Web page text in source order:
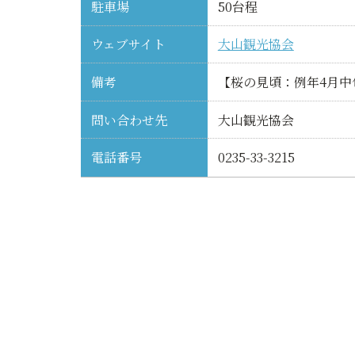
駐車場 50台程
ウェブサイト 大山観光協会
備考 【桜の見頃：例年4月中
問い合わせ先 大山観光協会
電話番号 0235-33-3215